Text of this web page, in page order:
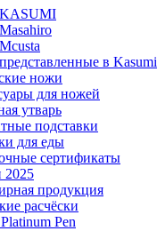
в Kasumi
ножи
для ножей
утварь
подставки
для еды
сертификаты
2025
продукция
расчёски
Pen